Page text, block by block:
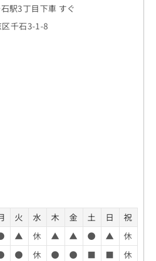
駅3丁目下車 すぐ
千石3-1-8
火 水 木 金 土 日
祝
▲ 休 ▲ ▲ ● ▲
休
● 休 ● ● ■ ■
休